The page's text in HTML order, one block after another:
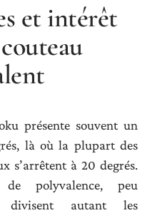
et intérêt
présente souvent un
là où la plupart des
s’arrêtent à 20 degrés.
polyvalence, peu
divisent autant les